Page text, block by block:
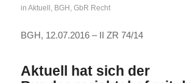
in Aktuell , BGH , GbR Recht
BGH, 12.07.2016 – II ZR 74/14
Aktuell hat sich der